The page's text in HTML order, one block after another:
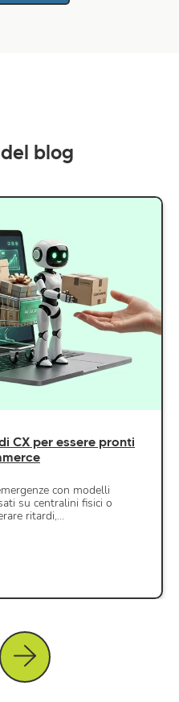
blog
CX per essere pronti
con modelli
su centralini fisici o
ritardi,…